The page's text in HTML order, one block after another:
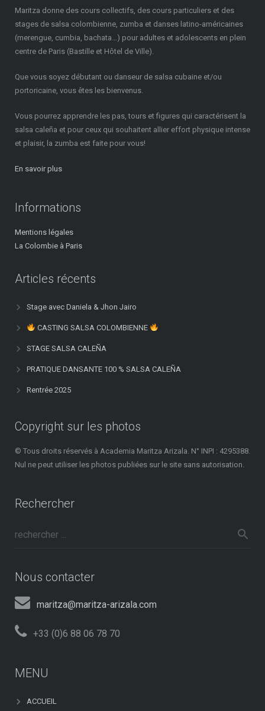
Maritza donne des cours collectifs, des cours particuliers et des
stages de salsa colombienne, zumba et danses latino-américaines
(merengue, cumbia, bachata…) pour adultes et adolescents en plein
centre de Paris (Bastille et Hôtel de Ville).
Que vous soyez débutant ou danseur de salsa cubaine et/ou
portoricaine, vous êtes les bienvenus.
Vous pourrez apprendre les pas, tours et figures qui caractérisent la
salsa caleña et pour ceux qui souhaitent allier effort physique intense
et plaisir, la zumba est faite pour vous!
En savoir plus
Informations
Mentions légales
La Colombie à Paris
Articles récents
Stage avec Daniela & Jhon Jairo
CASTING SALSA COLOMBIENNE
STAGE SALSA CALEÑA
PRATIQUE DANSANTE 100 % SALSA CALEÑA
Rentrée 2025
Copyright sur les photos
© Tous droits réservés à Academia Maritza Arizala. N° INPI : 4295388.
Nul ne peut utiliser les photos publiées sur le site sans autorisation.
Rechercher
Nous contacter
maritza@maritza-arizala.com
+33 (0)6 88 06 78 70
MENU
ACCUEIL